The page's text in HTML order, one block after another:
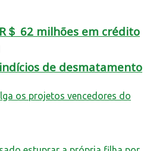
＄ 62 milhões em crédito
de desmatamento